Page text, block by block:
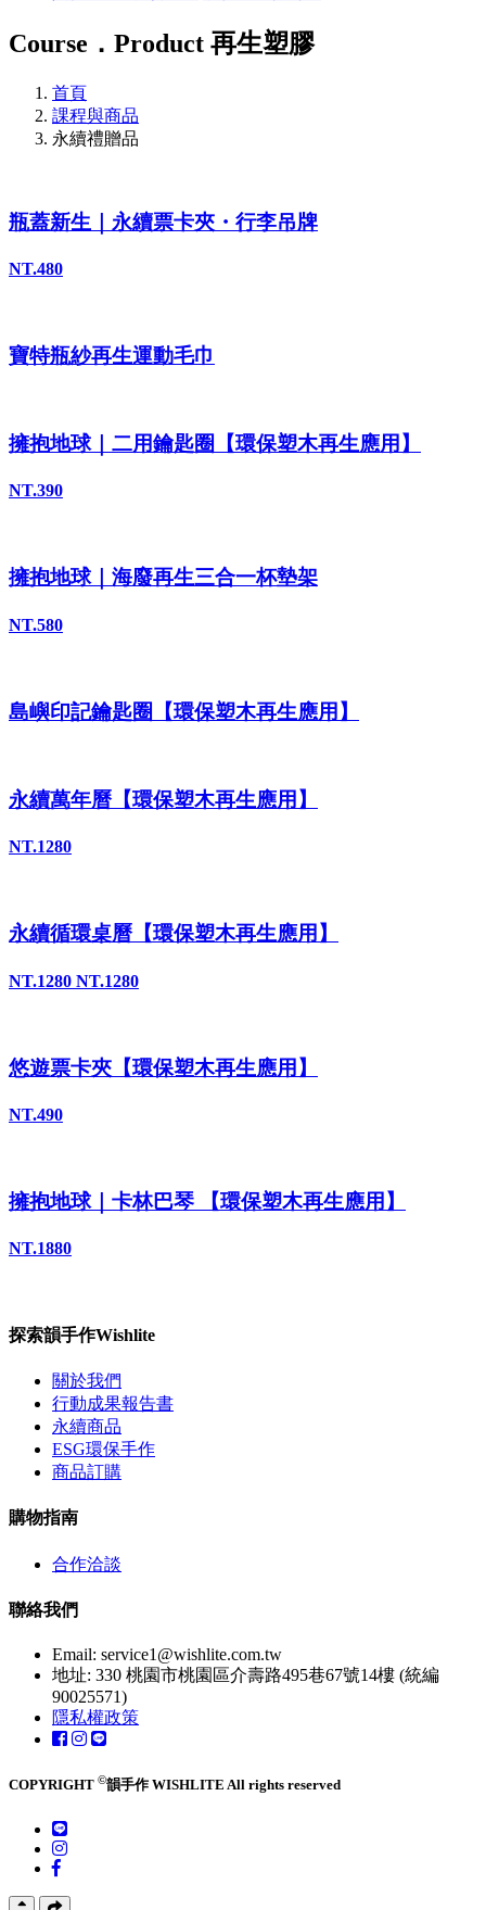
Course．Product 再生塑膠
首頁
課程與商品
永續禮贈品
瓶蓋新生｜永續票卡夾・行李吊牌
NT.480
寶特瓶紗再生運動毛巾
擁抱地球｜二用鑰匙圈【環保塑木再生應用】
NT.390
擁抱地球｜海廢再生三合一杯墊架
NT.580
島嶼印記鑰匙圈【環保塑木再生應用】
永續萬年曆【環保塑木再生應用】
NT.1280
永續循環桌曆【環保塑木再生應用】
NT.1280 NT.1280
悠遊票卡夾【環保塑木再生應用】
NT.490
擁抱地球｜卡林巴琴 【環保塑木再生應用】
NT.1880
探索韻手作Wishlite
關於我們
行動成果報告書
永續商品
ESG環保手作
商品訂購
購物指南
合作洽談
聯絡我們
Email: service1@wishlite.com.tw
地址: 330 桃園市桃園區介壽路495巷67號14樓 (統編
90025571)
隱私權政策
COPYRIGHT ©韻手作 WISHLITE All rights reserved